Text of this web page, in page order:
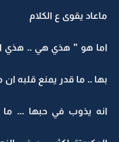
ماعاد يقوى ع الكلام
اما هو " هذي هي .. هذي
بها .. ما قدر يمنع قلبه
انه يذوب في حبها ...